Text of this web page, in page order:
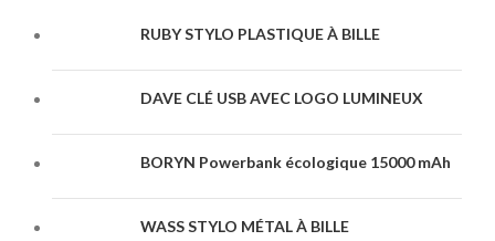
RUBY STYLO PLASTIQUE À BILLE
DAVE CLÉ USB AVEC LOGO LUMINEUX
BORYN Powerbank écologique 15000 mAh
WASS STYLO MÉTAL À BILLE